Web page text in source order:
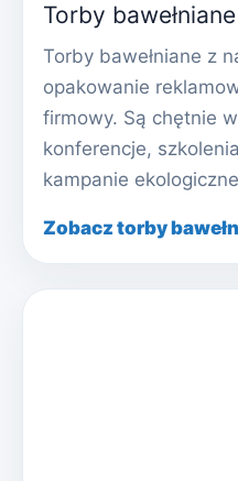
Torby
Torby bawełniane z
opakowanie
firmowy. Są chętnie
konferencje,
kampanie
Zobacz torby